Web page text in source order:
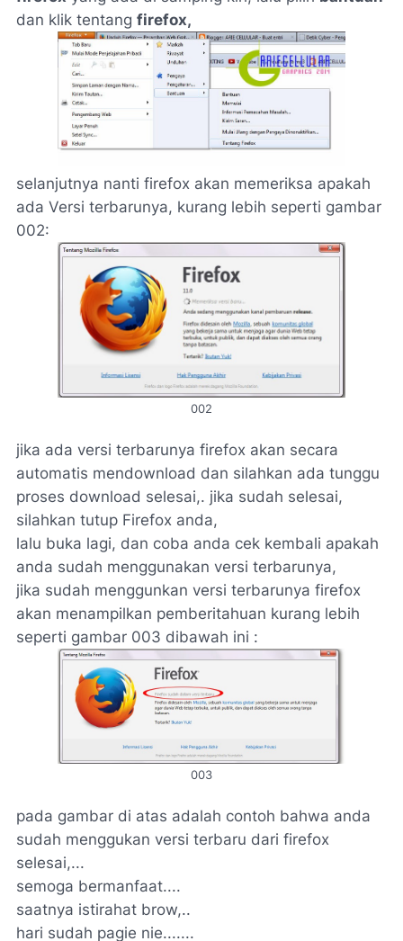
dan klik tentang firefox,
selanjutnya nanti firefox akan memeriksa apakah
ada Versi terbarunya, kurang lebih seperti gambar
002:
002
jika ada versi terbarunya firefox akan secara
automatis mendownload dan silahkan ada tunggu
proses download selesai,. jika sudah selesai,
silahkan tutup Firefox anda,
lalu buka lagi, dan coba anda cek kembali apakah
anda sudah menggunakan versi terbarunya,
jika sudah menggunkan versi terbarunya firefox
akan menampilkan pemberitahuan kurang lebih
seperti gambar 003 dibawah ini :
003
pada gambar di atas adalah contoh bahwa anda
sudah menggukan versi terbaru dari firefox
selesai,...
semoga bermanfaat....
saatnya istirahat brow,..
hari sudah pagie nie.......